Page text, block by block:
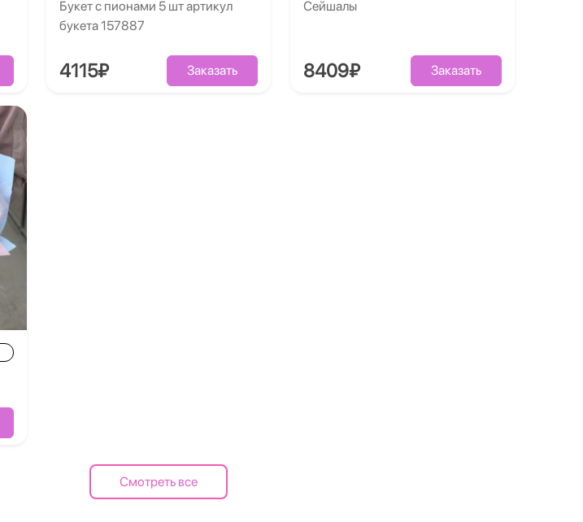
Букет с пионами 5 шт артикул
букета 157887
4115₽ Заказать
Сейшалы
8409₽ Заказать
Смотреть все